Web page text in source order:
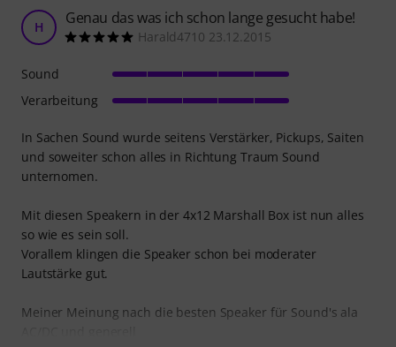
H Genau das was ich schon lange gesucht habe!
Harald4710 23.12.2015
In Sachen Sound wurde seitens Verstärker, Pickups, Saiten
und soweiter schon alles in Richtung Traum Sound
unternomen.
Mit diesen Speakern in der 4x12 Marshall Box ist nun alles
so wie es sein soll.
Vorallem klingen die Speaker schon bei moderater
Lautstärke gut.
Meiner Meinung nach die besten Speaker für Sound's ala
Sound
Verarbeitung